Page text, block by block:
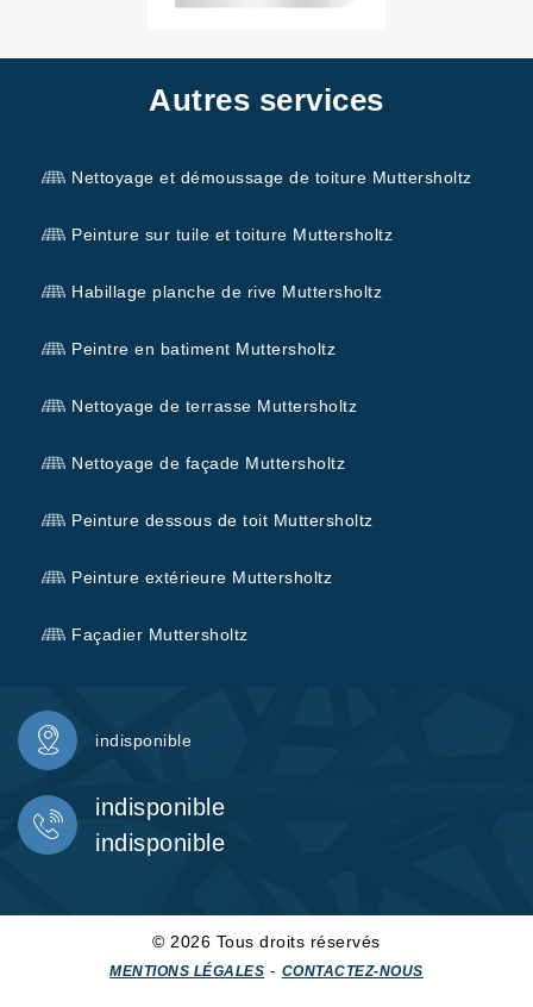
Autres services
Nettoyage et démoussage de toiture Muttersholtz
Peinture sur tuile et toiture Muttersholtz
Habillage planche de rive Muttersholtz
Peintre en batiment Muttersholtz
Nettoyage de terrasse Muttersholtz
Nettoyage de façade Muttersholtz
Peinture dessous de toit Muttersholtz
Peinture extérieure Muttersholtz
Façadier Muttersholtz
indisponible
indisponible
indisponible
© 2026 Tous droits réservés
MENTIONS LÉGALES - CONTACTEZ-NOUS